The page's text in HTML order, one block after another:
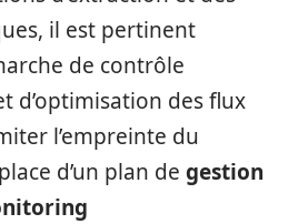
il est pertinent
de contrôle
d’optimisation des flux
l’empreinte du
d’un plan de gestion